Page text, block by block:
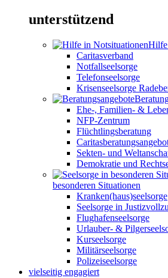
unterstützend
Hilfe
Caritasverband
Notfallseelsorge
Telefonseelsorge
Krisenseelsorge
Ehe-, Familien- &
NFP-Zentrum
Flüchtlingsberatung
Sekten- und
Demokratie und
besonderen Situationen
Kranken(haus)seelsorge
Seelsorge in
Flughafenseelsorge
Urlauber- &
Kurseelsorge
Militärseelsorge
Polizeiseelsorge
vielseitig engagiert